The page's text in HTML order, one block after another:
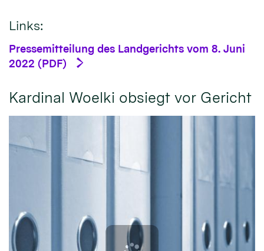
Links:
Pressemitteilung des Landgerichts vom 8. Juni
2022 (PDF)
Kardinal Woelki obsiegt vor Gericht